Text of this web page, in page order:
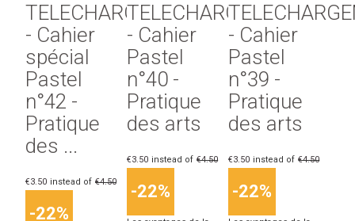
TELECHARGEMENT
- Cahier
spécial
Pastel
n°42 -
Pratique
des ...
€3.50 instead of €4.50
-22%
TELECHARGEMENT
- Cahier
Pastel
n°40 -
Pratique
des arts
€3.50 instead of €4.50
-22%
- Cahier
Pastel
n°39 -
Pratique
des arts
€3.50 instead of €4.50
-22%